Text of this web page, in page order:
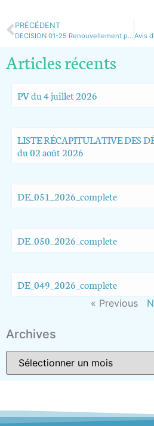
PRÉCÉDENT
DECISION 01-25 Renouvellement protection juridique 2025Avis
Articles récents
PV du 4 juillet 2026
LISTE RÉCAPITULATIVE DES
du 02 août 2026
DE_051_2026_complete
DE_050_2026_complete
DE_049_2026_complete
« Previous
Archives